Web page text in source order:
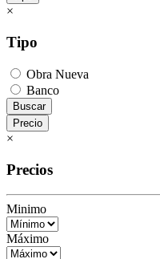
×
Tipo
Obra Nueva
Banco
Buscar
Precio
×
Precios
Minimo
Máximo